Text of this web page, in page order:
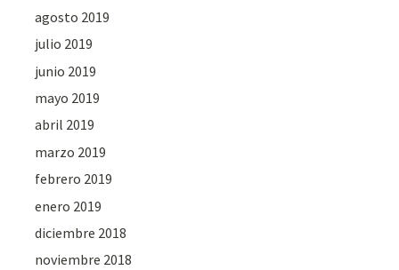
agosto 2019
julio 2019
junio 2019
mayo 2019
abril 2019
marzo 2019
febrero 2019
enero 2019
diciembre 2018
noviembre 2018